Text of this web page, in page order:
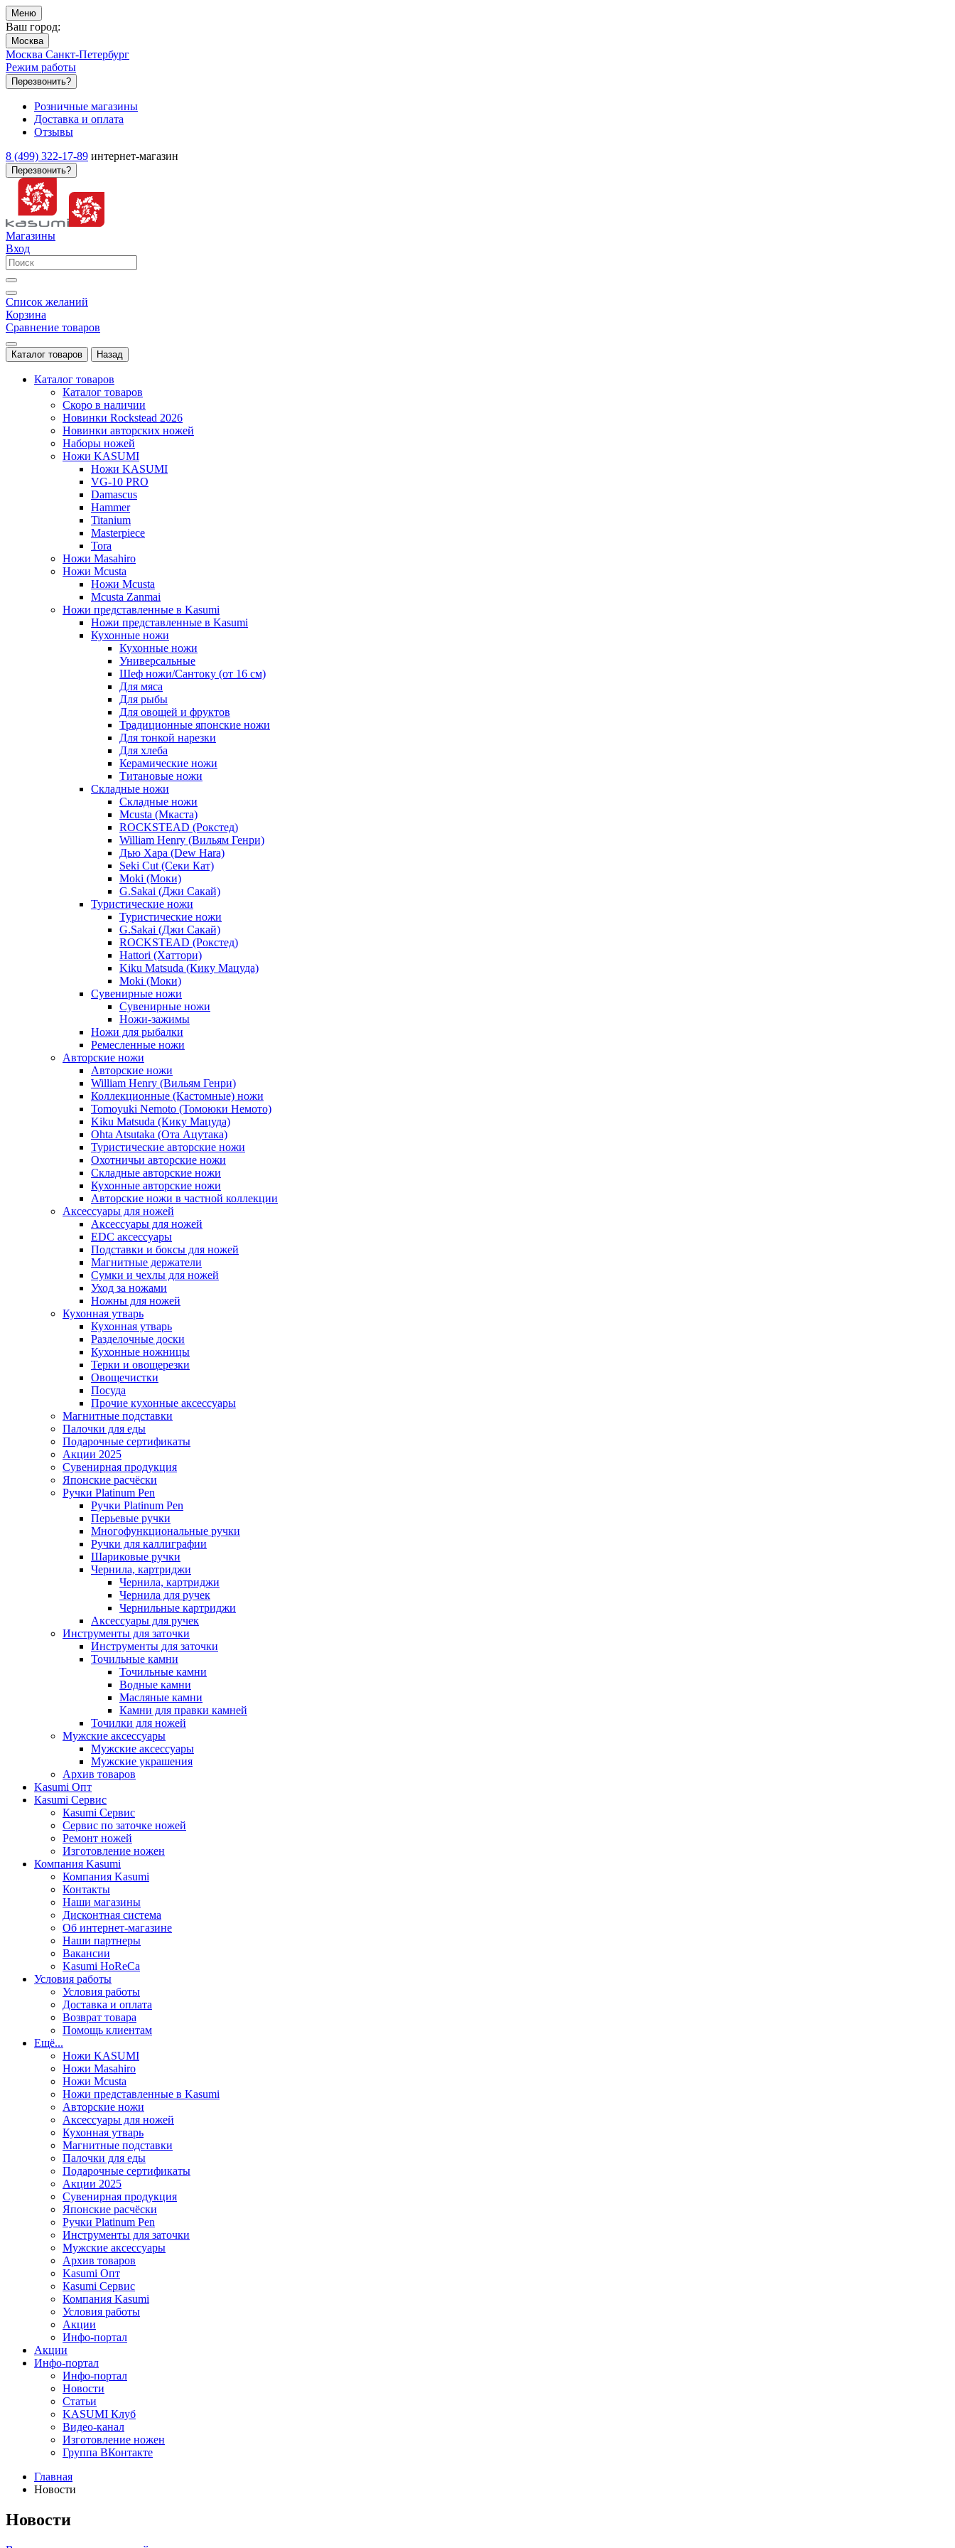
Меню
Ваш город:
Москва
Москва Санкт-Петербург
Режим работы
Перезвонить?
Розничные магазины
Доставка и оплата
Отзывы
8 (499) 322-17-89 интернет-магазин
Перезвонить?
Магазины
Вход
Список желаний
Корзина
Сравнение товаров
Каталог товаров Назад
Каталог товаров
Каталог товаров
Скоро в наличии
Новинки Rockstead 2026
Новинки авторских ножей
Наборы ножей
Ножи KASUMI
Ножи KASUMI
VG-10 PRO
Damascus
Hammer
Titanium
Masterpiece
Tora
Ножи Masahiro
Ножи Mcusta
Ножи Mcusta
Mcusta Zanmai
Ножи представленные в Kasumi
Ножи представленные в Kasumi
Кухонные ножи
Кухонные ножи
Универсальные
Шеф ножи/Сантоку (от 16 см)
Для мяса
Для рыбы
Для овощей и фруктов
Традиционные японские ножи
Для тонкой нарезки
Для хлеба
Керамические ножи
Титановые ножи
Складные ножи
Складные ножи
Mcusta (Мкаста)
ROCKSTEAD (Рокстед)
William Henry (Вильям Генри)
Дью Хара (Dew Hara)
Seki Cut (Секи Кат)
Moki (Моки)
G.Sakai (Джи Сакай)
Туристические ножи
Туристические ножи
G.Sakai (Джи Сакай)
ROCKSTEAD (Рокстед)
Hattori (Хаттори)
Kiku Matsuda (Кику Мацуда)
Moki (Моки)
Сувенирные ножи
Сувенирные ножи
Ножи-зажимы
Ножи для рыбалки
Ремесленные ножи
Авторские ножи
Авторские ножи
William Henry (Вильям Генри)
Коллекционные (Кастомные) ножи
Tomoyuki Nemoto (Томоюки Немото)
Kiku Matsuda (Кику Мацуда)
Ohta Atsutaka (Ота Ацутака)
Туристические авторские ножи
Охотничьи авторские ножи
Складные авторские ножи
Кухонные авторские ножи
Авторские ножи в частной коллекции
Аксессуары для ножей
Аксессуары для ножей
EDC аксессуары
Подставки и боксы для ножей
Магнитные держатели
Сумки и чехлы для ножей
Уход за ножами
Ножны для ножей
Кухонная утварь
Кухонная утварь
Разделочные доски
Кухонные ножницы
Терки и овощерезки
Овощечистки
Посуда
Прочие кухонные аксессуары
Магнитные подставки
Палочки для еды
Подарочные сертификаты
Акции 2025
Сувенирная продукция
Японские расчёски
Ручки Platinum Pen
Ручки Platinum Pen
Перьевые ручки
Многофункциональные ручки
Ручки для каллиграфии
Шариковые ручки
Чернила, картриджи
Чернила, картриджи
Чернила для ручек
Чернильные картриджи
Аксессуары для ручек
Инструменты для заточки
Инструменты для заточки
Точильные камни
Точильные камни
Водные камни
Масляные камни
Камни для правки камней
Точилки для ножей
Мужские аксессуары
Мужские аксессуары
Мужские украшения
Архив товаров
Kasumi Опт
Кasumi Сервис
Кasumi Сервис
Сервис по заточке ножей
Ремонт ножей
Изготовление ножен
Компания Kasumi
Компания Kasumi
Контакты
Наши магазины
Дисконтная система
Об интернет-магазине
Наши партнеры
Вакансии
Kasumi HoReCa
Условия работы
Условия работы
Доставка и оплата
Возврат товара
Помощь клиентам
Ещё...
Ножи KASUMI
Ножи Masahiro
Ножи Mcusta
Ножи представленные в Kasumi
Авторские ножи
Аксессуары для ножей
Кухонная утварь
Магнитные подставки
Палочки для еды
Подарочные сертификаты
Акции 2025
Сувенирная продукция
Японские расчёски
Ручки Platinum Pen
Инструменты для заточки
Мужские аксессуары
Архив товаров
Kasumi Опт
Кasumi Сервис
Компания Kasumi
Условия работы
Акции
Инфо-портал
Акции
Инфо-портал
Инфо-портал
Новости
Статьи
KASUMI Клуб
Видео-канал
Изготовление ножен
Группа ВКонтакте
Главная
Новости
Новости